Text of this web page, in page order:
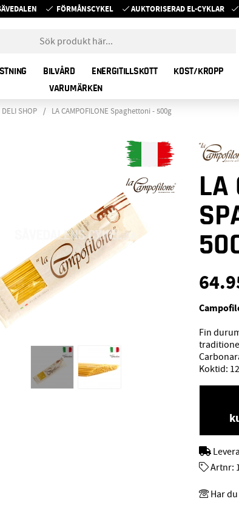
FÖRMÅNSCYKEL AUKTORISERAD EL-CYKLAR
BILVÅRD ENERGITILLSKOTT KOST/KROPP
VARUMÄRKEN
DELI SHOP LA CAMPOFILONE Spaghettoni - 500g
LA
Fin
Koktid:
Artnr:
Har